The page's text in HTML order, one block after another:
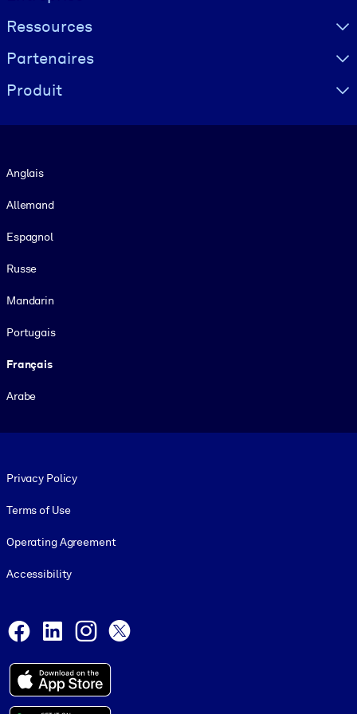
Ressources
Partenaires
Produit
Anglais
Allemand
Espagnol
Russe
Mandarin
Portugais
Français
Arabe
Privacy Policy
Terms of Use
Operating Agreement
Accessibility
Facebook
LinkedInInstagram